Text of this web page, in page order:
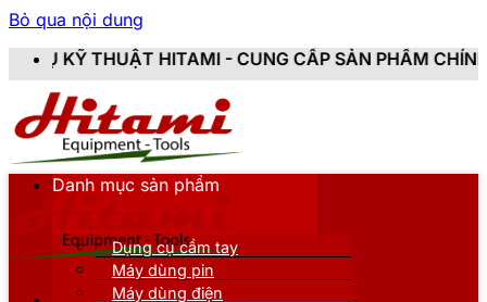
Bỏ qua nội dung
- CUNG CẤP SẢN PHẨM CHÍNH HÃNG, MỚI 100%,
Danh mục sản phẩm
Dụng cụ cầm tay
Máy dùng pin
Máy dùng điện